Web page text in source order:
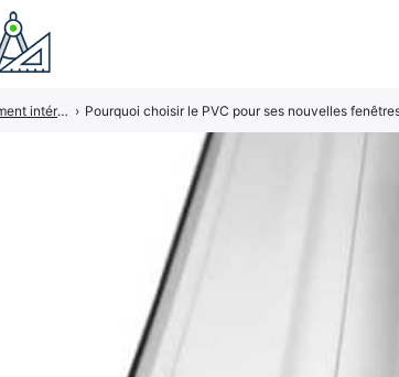
Aménagement intérieur › Pourquoi choisir le PVC pour ses nouvelles
Rechercher